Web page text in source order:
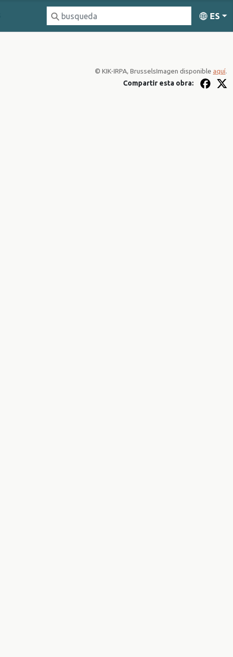
ES
© KIK-IRPA, BrusselsImagen disponible aquí.
Compartir esta obra: